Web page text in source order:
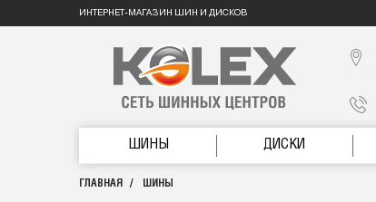
ИНТЕРНЕТ-МАГАЗИН ШИН И ДИСКОВ
ШИНЫ ДИСКИ
ГЛАВНАЯ ШИНЫ